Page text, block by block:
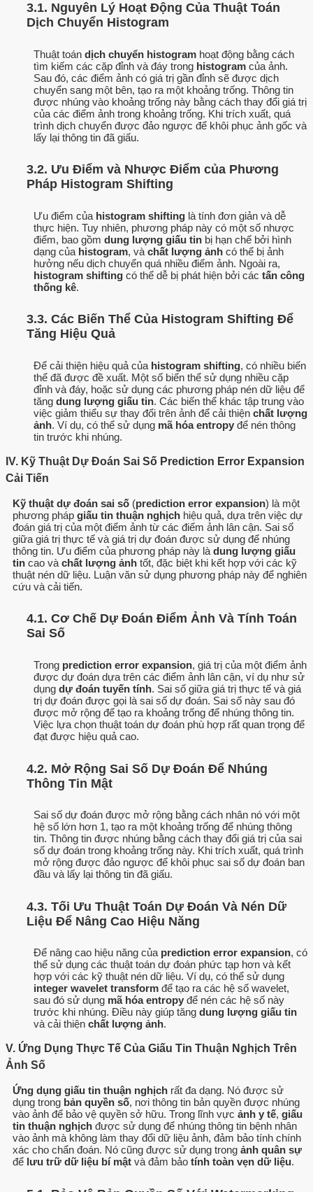
3.1. Nguyên Lý Hoạt Động Của Thuật Toán
Dịch Chuyển Histogram
Thuật toán dịch chuyển histogram hoạt động bằng cách
tìm kiếm các cặp đỉnh và đáy trong histogram của ảnh.
Sau đó, các điểm ảnh có giá trị gần đỉnh sẽ được dịch
chuyển sang một bên, tạo ra một khoảng trống. Thông tin
được nhúng vào khoảng trống này bằng cách thay đổi giá trị
của các điểm ảnh trong khoảng trống. Khi trích xuất, quá
trình dịch chuyển được đảo ngược để khôi phục ảnh gốc và
lấy lại thông tin đã giấu.
3.2. Ưu Điểm và Nhược Điểm của Phương
Pháp Histogram Shifting
Ưu điểm của histogram shifting là tính đơn giản và dễ
thực hiện. Tuy nhiên, phương pháp này có một số nhược
điểm, bao gồm dung lượng giấu tin bị hạn chế bởi hình
dạng của histogram, và chất lượng ảnh có thể bị ảnh
hưởng nếu dịch chuyển quá nhiều điểm ảnh. Ngoài ra,
histogram shifting có thể dễ bị phát hiện bởi các tấn công
thống kê.
3.3. Các Biến Thể Của Histogram Shifting Để
Tăng Hiệu Quả
Để cải thiện hiệu quả của histogram shifting, có nhiều biến
thể đã được đề xuất. Một số biến thể sử dụng nhiều cặp
đỉnh và đáy, hoặc sử dụng các phương pháp nén dữ liệu để
tăng dung lượng giấu tin. Các biến thể khác tập trung vào
việc giảm thiểu sự thay đổi trên ảnh để cải thiện chất lượng
ảnh. Ví dụ, có thể sử dụng mã hóa entropy để nén thông
tin trước khi nhúng.
IV. Kỹ Thuật Dự Đoán Sai Số Prediction Error Expansion
Cải Tiến
Kỹ thuật dự đoán sai số (prediction error expansion) là một
phương pháp giấu tin thuận nghịch hiệu quả, dựa trên việc dự
đoán giá trị của một điểm ảnh từ các điểm ảnh lân cận. Sai số
giữa giá trị thực tế và giá trị dự đoán được sử dụng để nhúng
thông tin. Ưu điểm của phương pháp này là dung lượng giấu
tin cao và chất lượng ảnh tốt, đặc biệt khi kết hợp với các kỹ
thuật nén dữ liệu. Luận văn sử dụng phương pháp này để nghiên
cứu và cải tiến.
4.1. Cơ Chế Dự Đoán Điểm Ảnh Và Tính Toán
Sai Số
Trong prediction error expansion, giá trị của một điểm ảnh
được dự đoán dựa trên các điểm ảnh lân cận, ví dụ như sử
dụng dự đoán tuyến tính. Sai số giữa giá trị thực tế và giá
trị dự đoán được gọi là sai số dự đoán. Sai số này sau đó
được mở rộng để tạo ra khoảng trống để nhúng thông tin.
Việc lựa chọn thuật toán dự đoán phù hợp rất quan trọng để
đạt được hiệu quả cao.
4.2. Mở Rộng Sai Số Dự Đoán Để Nhúng
Thông Tin Mật
Sai số dự đoán được mở rộng bằng cách nhân nó với một
hệ số lớn hơn 1, tạo ra một khoảng trống để nhúng thông
tin. Thông tin được nhúng bằng cách thay đổi giá trị của sai
số dự đoán trong khoảng trống này. Khi trích xuất, quá trình
mở rộng được đảo ngược để khôi phục sai số dự đoán ban
đầu và lấy lại thông tin đã giấu.
4.3. Tối Ưu Thuật Toán Dự Đoán Và Nén Dữ
Liệu Để Nâng Cao Hiệu Năng
Để nâng cao hiệu năng của prediction error expansion, có
thể sử dụng các thuật toán dự đoán phức tạp hơn và kết
hợp với các kỹ thuật nén dữ liệu. Ví dụ, có thể sử dụng
integer wavelet transform để tạo ra các hệ số wavelet,
sau đó sử dụng mã hóa entropy để nén các hệ số này
trước khi nhúng. Điều này giúp tăng dung lượng giấu tin
và cải thiện chất lượng ảnh.
V. Ứng Dụng Thực Tế Của Giấu Tin Thuận Nghịch Trên
Ảnh Số
Ứng dụng giấu tin thuận nghịch rất đa dạng. Nó được sử
dụng trong bản quyền số, nơi thông tin bản quyền được nhúng
vào ảnh để bảo vệ quyền sở hữu. Trong lĩnh vực ảnh y tế, giấu
tin thuận nghịch được sử dụng để nhúng thông tin bệnh nhân
vào ảnh mà không làm thay đổi dữ liệu ảnh, đảm bảo tính chính
xác cho chẩn đoán. Nó cũng được sử dụng trong ảnh quân sự
để lưu trữ dữ liệu bí mật và đảm bảo tính toàn vẹn dữ liệu.